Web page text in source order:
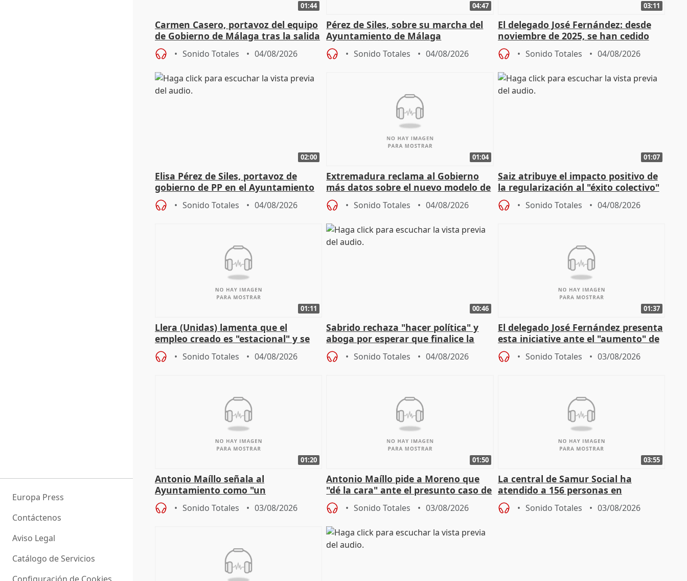
Europa Press
Contáctenos
Aviso Legal
Catálogo de Servicios
01:44
Carmen Casero, portavoz del equipo
de Gobierno de Málaga tras la salida
de Pérez de Siles
Sonido Totales 04/08/2026
04:47
Pérez de Siles, sobre su marcha del
Ayuntamiento de Málaga
Sonido Totales 04/08/2026
03:11
El delegado José Fernández: desde
noviembre de 2025, se han cedido
9.810 ayudas por nacimiento
Sonido Totales 04/08/2026
02:00
Elisa Pérez de Siles, portavoz de
gobierno de PP en el Ayuntamiento
de Málaga, deja la política
Sonido Totales 04/08/2026
01:04
Extremadura reclama al Gobierno
más datos sobre el nuevo modelo de
financiación
Sonido Totales 04/08/2026
01:07
Saiz atribuye el impacto positivo de
la regularización al "éxito colectivo"
del Gobierno
Sonido Totales 04/08/2026
01:11
Llera (Unidas) lamenta que el
empleo creado es "estacional" y se
"esfumará" al acabar el verano
Sonido Totales 04/08/2026
00:46
Sabrido rechaza "hacer política" y
aboga por esperar que finalice la
investigación del incendio
Sonido Totales 04/08/2026
01:37
El delegado José Fernández presenta
esta iniciative ante el "aumento" de
personas sin hogar en Madri
Sonido Totales 03/08/2026
01:20
Antonio Maíllo señala al
Ayuntamiento como "un
especulador más" sobre viviendas de
Jiménez Becerril
Sonido Totales 03/08/2026
01:50
Antonio Maíllo pide a Moreno que
"dé la cara" ante el presunto caso de
acoso del CEO de ADM
Sonido Totales 03/08/2026
03:55
La central de Samur Social ha
atendido a 156 personas en
situación de calle durante Campaña
de CalorSonido Totales 03/08/2026